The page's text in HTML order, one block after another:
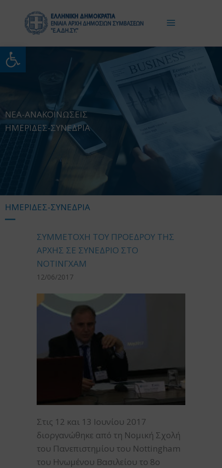
Ανοίξτε τη γραμμή
περιεχόμενο
ΝΕΑ-ΑΝΑΚΟΙΝΩΣΕΙΣ
ΗΜΕΡΙΔΕΣ-ΣΥΝΕΔΡΙΑ
ΗΜΕΡΙΔΕΣ-ΣΥΝΕΔΡΙΑ
ΣΥΜΜΕΤΟΧΗ ΤΟΥ ΠΡΟΕΔΡΟΥ ΤΗΣ
ΑΡΧΗΣ ΣΕ ΣΥΝΕΔΡΙΟ ΣΤΟ
ΝΟΤΙΝΓΧΑΜ
12/06/2017
Στις 12 και 13 Ιουνίου 2017
διοργανώθηκε από τη Νομική Σχολή
του Πανεπιστημίου του Nottingham
του Ηνωμένου Βασιλείου το 8ο